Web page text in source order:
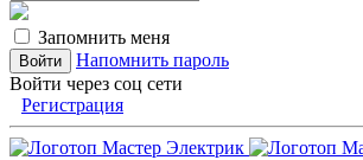
Запомнить меня
Напомнить пароль
Войти через соц сети
Регистрация